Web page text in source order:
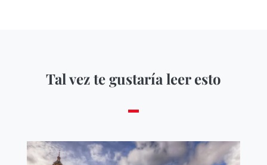
Tal vez te gustaría leer esto